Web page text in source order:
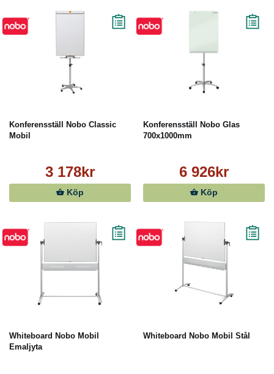
Konferensställ Nobo Classic
Mobil
3 178kr
Köp
Konferensställ Nobo Glas
700x1000mm
6 926kr
Köp
Whiteboard Nobo Mobil
Emaljyta
Whiteboard Nobo Mobil Stål